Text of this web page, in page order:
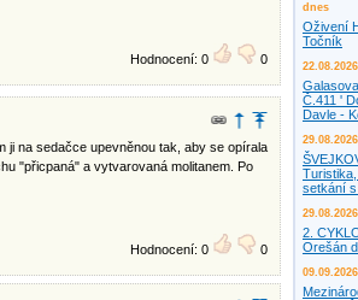
Hodnocení: 0 0
ji na sedačce upevněnou tak, aby se opírala
"přicpaná" a vytvarovaná molitanem. Po
Hodnocení: 0 0
dnes
Oživení
Točník
22.08.2026
Č.411 '
Davle -
29.08.2026
setkání
29.08.2026
2.
Orešán
09.09.2026